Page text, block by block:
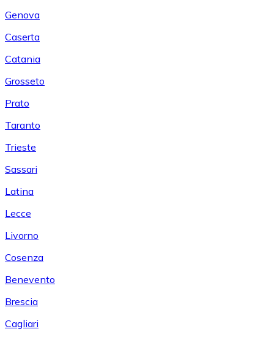
Genova
Caserta
Catania
Grosseto
Prato
Taranto
Trieste
Sassari
Latina
Lecce
Livorno
Cosenza
Benevento
Brescia
Cagliari